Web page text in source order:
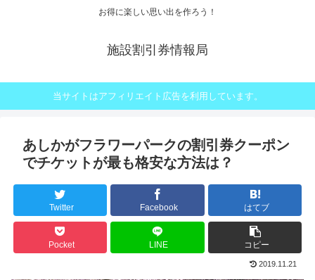
お得に楽しい思い出を作ろう！
施設割引券情報局
当サイトはアフィリエイト広告を利用しています。
あしかがフラワーパークの割引券クーポン
でチケットが最も格安な方法は？
Twitter Facebook はてブ
Pocket LINE コピー
2019.11.21